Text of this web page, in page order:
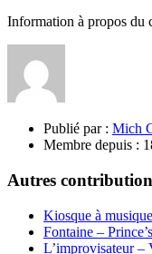
Information à propos du
Publié par : Mich
Membre depuis :
Autres
Kiosque à
Fontaine –
L’improvisateur –